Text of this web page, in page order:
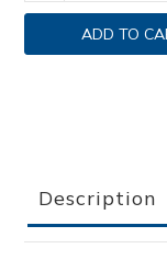
ADD TO
Description